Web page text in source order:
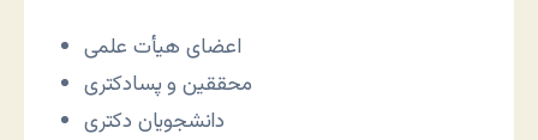
اعضای هیأت علمی
محققین و پسادکتری
دانشجویان دکتری